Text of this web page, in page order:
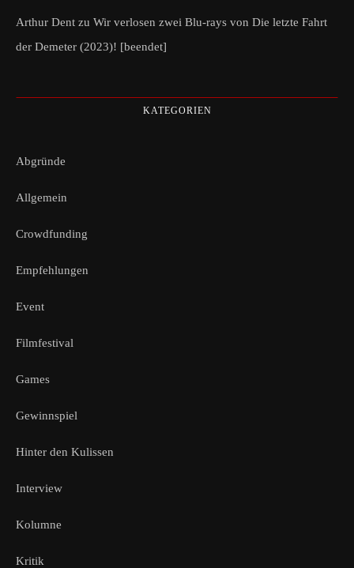
Arthur Dent zu Wir verlosen zwei Blu-rays von Die letzte Fahrt
der Demeter (2023)! [beendet]
KATEGORIEN
Abgründe
Allgemein
Crowdfunding
Empfehlungen
Event
Filmfestival
Games
Gewinnspiel
Hinter den Kulissen
Interview
Kolumne
Kritik